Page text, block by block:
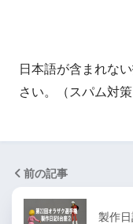
日本語が含まれな
さい。（スパム対策
前の記事
製作